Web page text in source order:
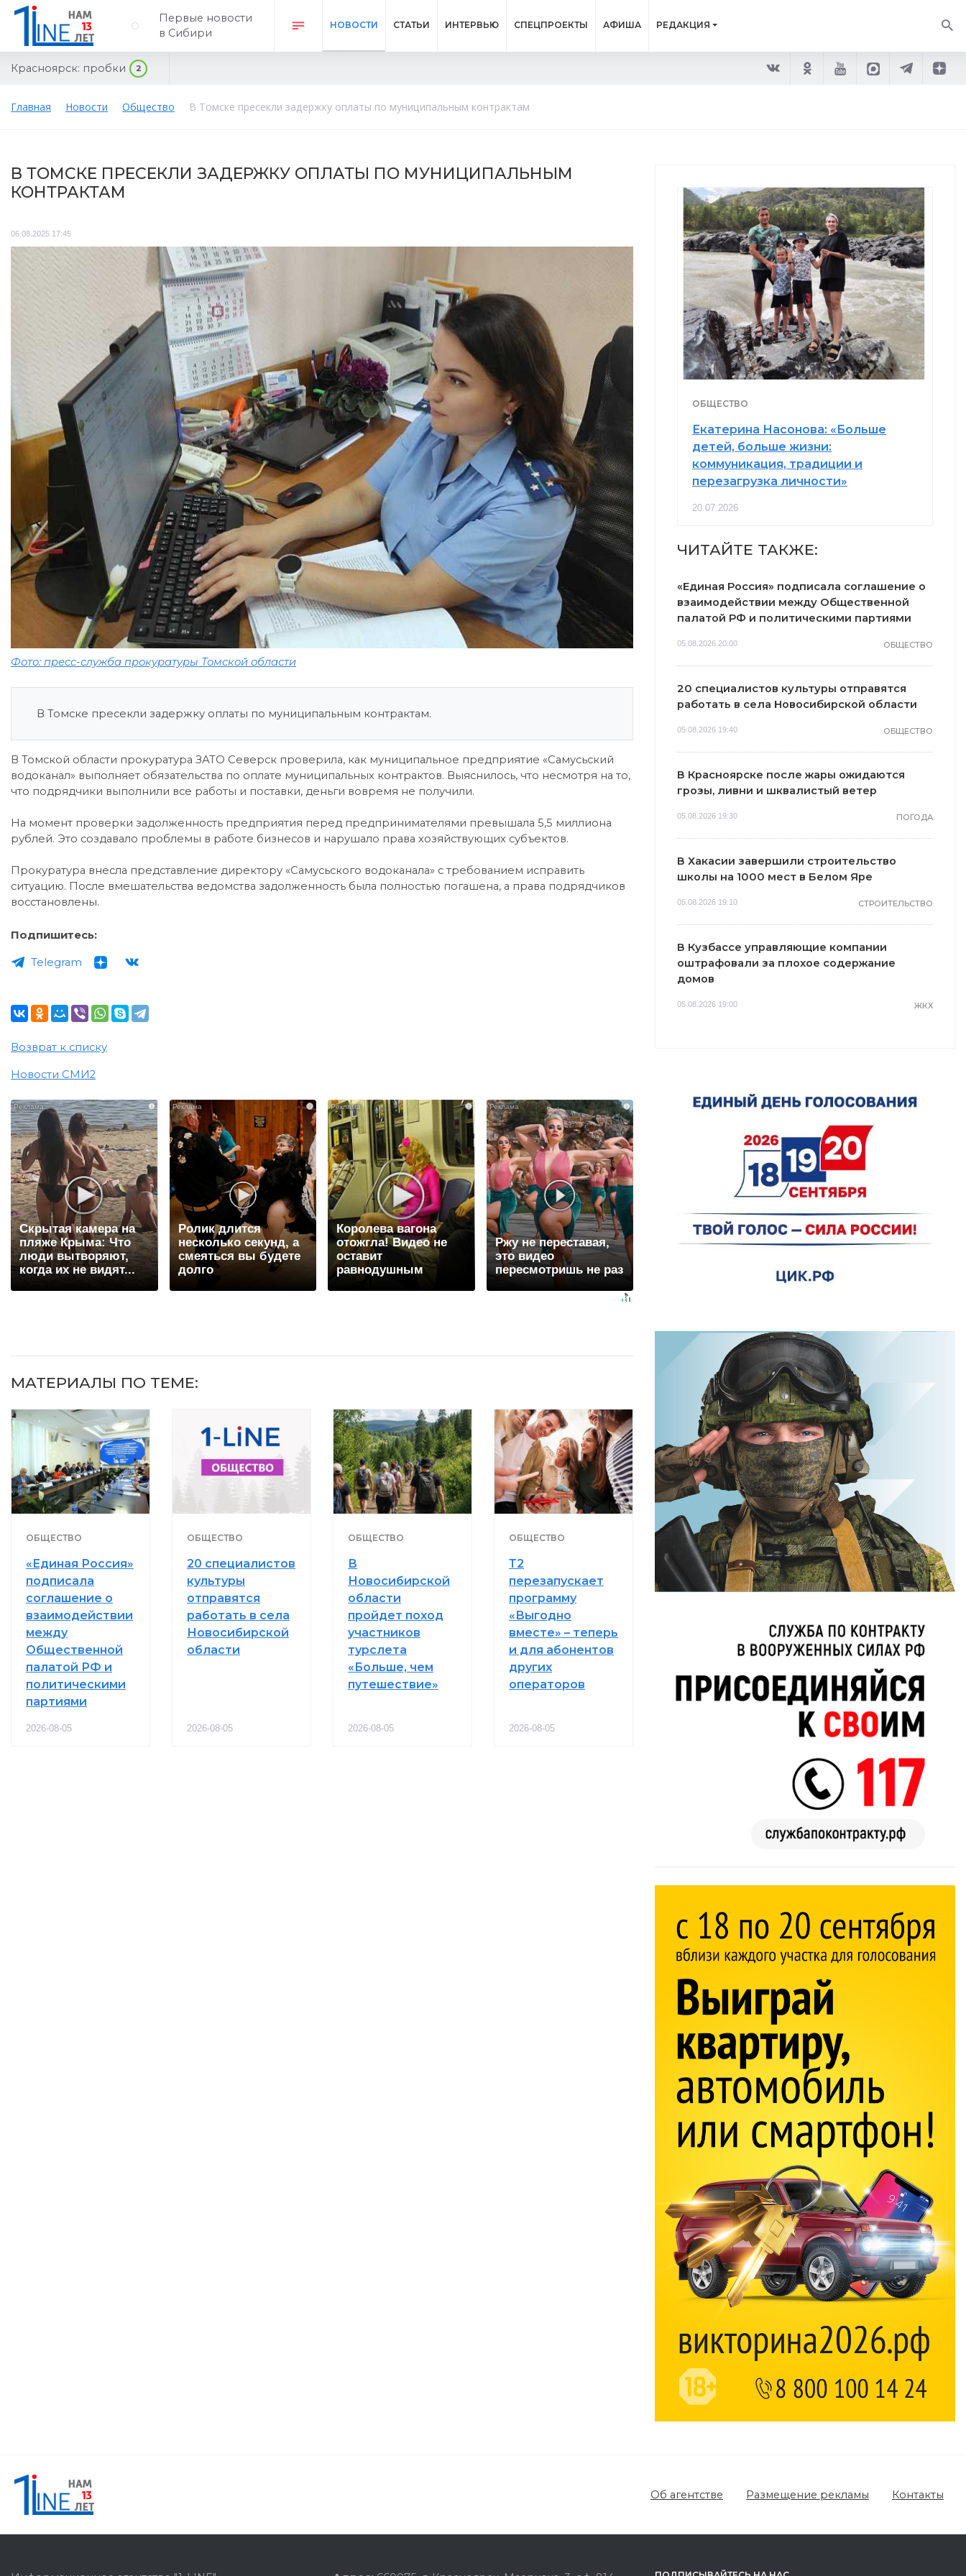
Первые новости
в Сибири
НОВОСТИ СТАТЬИ ИНТЕРВЬЮ СПЕЦПРОЕКТЫ АФИША РЕДАКЦИЯ
Красноярск: пробки 2
Главная Новости Общество В Томске пресекли задержку оплаты по муниципальным контрактам
В ТОМСКЕ ПРЕСЕКЛИ ЗАДЕРЖКУ ОПЛАТЫ ПО МУНИЦИПАЛЬНЫМ
КОНТРАКТАМ
06.08.2025 17:45
Фото: пресс-служба прокуратуры Томской области
В Томске пресекли задержку оплаты по муниципальным контрактам.
В Томской области прокуратура ЗАТО Северск проверила, как муниципальное предприятие «Самусьский
водоканал» выполняет обязательства по оплате муниципальных контрактов. Выяснилось, что несмотря на то,
что подрядчики выполнили все работы и поставки, деньги вовремя не получили.
На момент проверки задолженность предприятия перед предпринимателями превышала 5,5 миллиона
рублей. Это создавало проблемы в работе бизнесов и нарушало права хозяйствующих субъектов.
Прокуратура внесла представление директору «Самусьского водоканала» с требованием исправить
ситуацию. После вмешательства ведомства задолженность была полностью погашена, а права подрядчиков
восстановлены.
Подпишитесь:
Telegram
Возврат к списку
Новости СМИ2
i
Скрытая камера на
пляже Крыма: Что
люди вытворяют,
когда их не видят...
i
Ролик длится
несколько секунд, а
смеяться вы будете
долго
i
Королева вагона
отожгла! Видео не
оставит
равнодушным
i
Ржу не переставая,
это видео
пересмотришь не раз
МАТЕРИАЛЫ ПО ТЕМЕ:
ОБЩЕСТВО
«Единая Россия»
подписала
соглашение о
взаимодействии
между
Общественной
палатой РФ и
политическими
партиями
2026-08-05
ОБЩЕСТВО
20 специалистов
культуры
отправятся
работать в села
Новосибирской
области
2026-08-05
ОБЩЕСТВО
В
Новосибирской
области
пройдет поход
участников
турслета
«Больше, чем
путешествие»
2026-08-05
ОБЩЕСТВО
Т2
перезапускает
программу
«Выгодно
вместе» – теперь
и для абонентов
других
операторов
2026-08-05
ОБЩЕСТВО
Екатерина Насонова: «Больше
детей, больше жизни:
коммуникация, традиции и
перезагрузка личности»
20.07.2026
ЧИТАЙТЕ ТАКЖЕ:
«Единая Россия» подписала соглашение о
взаимодействии между Общественной
палатой РФ и политическими партиями
05.08.2026 20:00 ОБЩЕСТВО
20 специалистов культуры отправятся
работать в села Новосибирской области
05.08.2026 19:40 ОБЩЕСТВО
В Красноярске после жары ожидаются
грозы, ливни и шквалистый ветер
05.08.2026 19:30 ПОГОДА
В Хакасии завершили строительство
школы на 1000 мест в Белом Яре
05.08.2026 19:10 СТРОИТЕЛЬСТВО
В Кузбассе управляющие компании
оштрафовали за плохое содержание
домов
05.08.2026 19:00 ЖКХ
Об агентстве Размещение рекламы Контакты